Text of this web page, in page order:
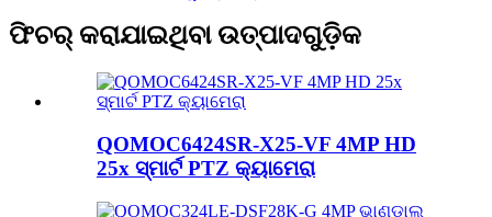
ଫିଚର୍ କରାଯାଇଥିବା ଉତ୍ପାଦଗୁଡ଼ିକ
QOMOC6424SR-X25-VF 4MP HD
25x ସ୍ମାର୍ଟ PTZ କ୍ୟାମେରା